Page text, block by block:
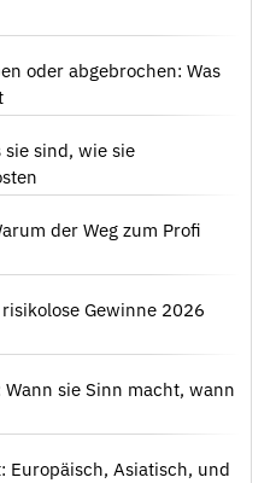
oder abgebrochen: Was
sind, wie sie
der Weg zum Profi
Gewinne 2026
sie Sinn macht, wann
Europäisch, Asiatisch, und